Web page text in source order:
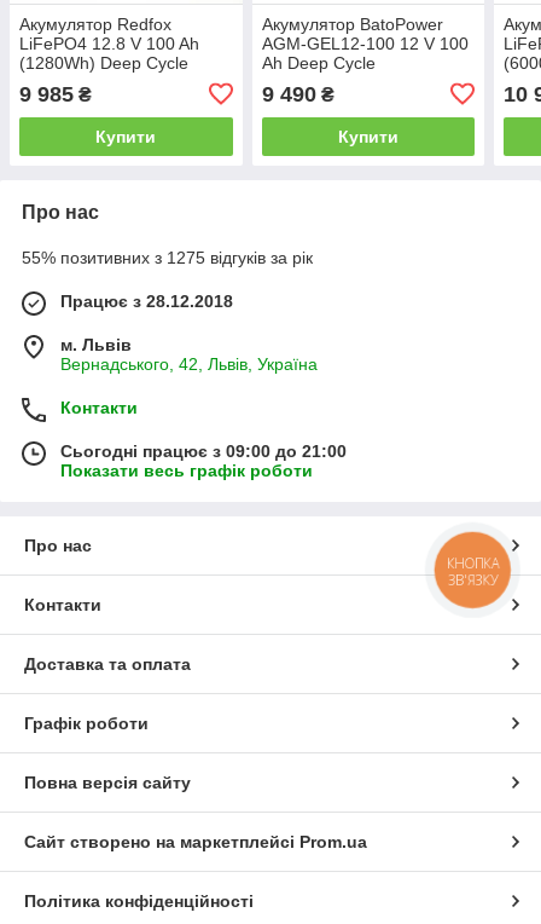
Акумулятор Redfox
LiFePO4 12.8 V 100 Ah
(1280Wh) Deep Cycle
9 985 ₴
Купити
Акумулятор BatoPower
AGM-GEL12-100 12 V 100
Ah Deep Cycle
9 490₴
Купити
10
Про нас
55% позитивних з 1275 відгуків за рік
Працює з 28.12.2018
м. Львів
Вернадського, 42, Львів, Україна
Контакти
Сьогодні працює з 09:00 до 21:00
Показати весь графік роботи
Про нас
Контакти
Доставка та оплата
Графік роботи
Повна версія сайту
Сайт створено на маркетплейсі Prom.ua
Політика конфіденційності
КНОПКА
ЗВ'ЯЗКУ